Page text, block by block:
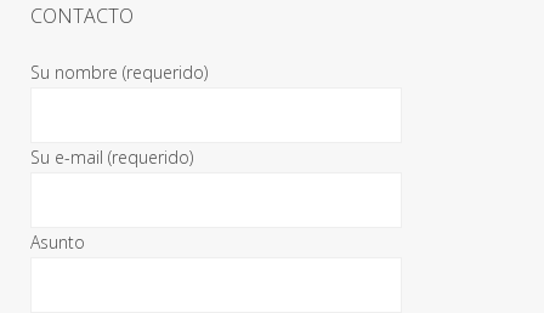
CONTACTO
Su nombre (requerido)
Su e-mail (requerido)
Asunto